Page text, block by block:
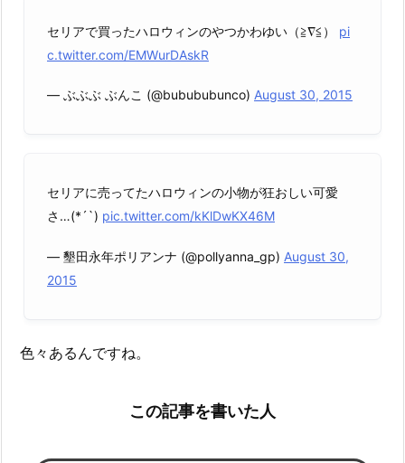
セリアで買ったハロウィンのやつかわゆい（≧∇≦） pi
c.twitter.com/EMWurDAskR
— ぶぶぶ ぶんこ (@bubububunco) August 30, 2015
セリアに売ってたハロウィンの小物が狂おしい可愛
さ…(*´`) pic.twitter.com/kKlDwKX46M
— 墾田永年ポリアンナ (@pollyanna_gp) August 30,
2015
色々あるんですね。
この記事を書いた人